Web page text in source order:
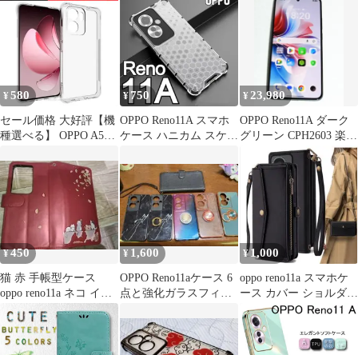
チュラルブラウン ベー
グリーン #2580
¥ 580
セール価格 大好評【機
種選べる】 OPPO A5
A3 5G A79 5G Reno9A
Reno7A ケース カバー
クリア 透明 オッポ リ
ノ ソフトTPU 衝撃吸収
¥ 750
OPPO Reno11A スマホ
ケース ハニカム スケル
¥ 23,980
OPPO Reno11A ダーク
グリーン CPH2603 楽天
SIMフリー
¥450
猫 赤 手帳型ケース
oppo reno11a ネコ イチ
ョウ スマホカバー
¥ 1,600
OPPO Reno11aケース 6
点と強化ガラスフィル
¥ 1,000
oppo reno11a スマホケ
ース カバー ショルダー
手帳型